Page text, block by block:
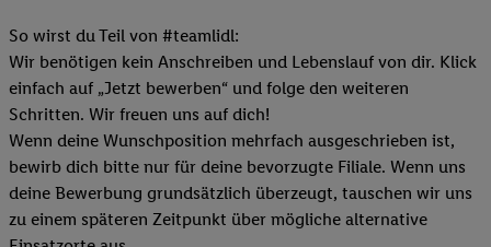
So wirst du Teil von #teamlidl:
Wir benötigen kein Anschreiben und Lebenslauf von dir. Klick
einfach auf „Jetzt bewerben“ und folge den weiteren
Schritten. Wir freuen uns auf dich!
Wenn deine Wunschposition mehrfach ausgeschrieben ist,
bewirb dich bitte nur für deine bevorzugte Filiale. Wenn uns
deine Bewerbung grundsätzlich überzeugt, tauschen wir uns
zu einem späteren Zeitpunkt über mögliche alternative